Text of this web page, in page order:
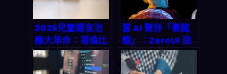
2026兒童語言治
療大革命：哥倫比
亞MBA新創Sara
Technology用AI
當 AI 幫你「養龍
蝦」：ZeroUI 浪
潮如何改寫 2026
年的科技霸權遊戲